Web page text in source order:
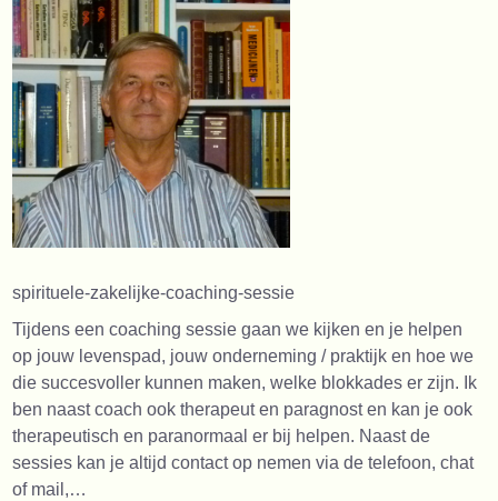
spirituele-zakelijke-coaching-sessie
Tijdens een coaching sessie gaan we kijken en je helpen
op jouw levenspad, jouw onderneming / praktijk en hoe we
die succesvoller kunnen maken, welke blokkades er zijn. Ik
ben naast coach ook therapeut en paragnost en kan je ook
therapeutisch en paranormaal er bij helpen. Naast de
sessies kan je altijd contact op nemen via de telefoon, chat
of mail,…